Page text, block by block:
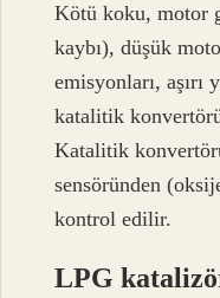
Kötü koku, motor
kaybı), düşük
emisyonları,
katalitik
Katalitik
sensöründen
kontrol edilir.
LPG